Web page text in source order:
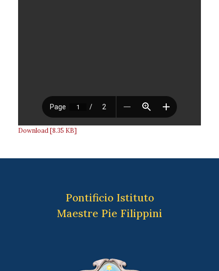
Download [8.35 KB]
Pontificio Istituto
Maestre Pie Filippini